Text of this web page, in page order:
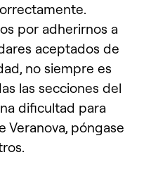
por adherirnos a
aceptados de
no siempre es
las secciones del
dificultad para
Veranova, póngase